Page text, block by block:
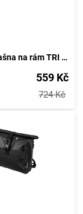
TOPEAK brašna na rám TRI DRYBAG vodotěsná
559 Kč
724 Kč